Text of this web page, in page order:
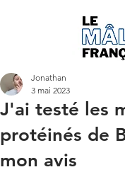
J'ai testé les
protéinés de
mon avis
Jonathan
3 mai 2023